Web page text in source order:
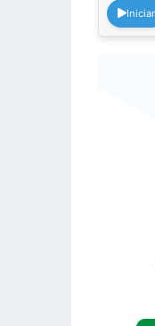
Iniciar